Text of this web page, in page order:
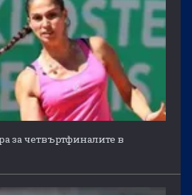
за четвъртфиналите в